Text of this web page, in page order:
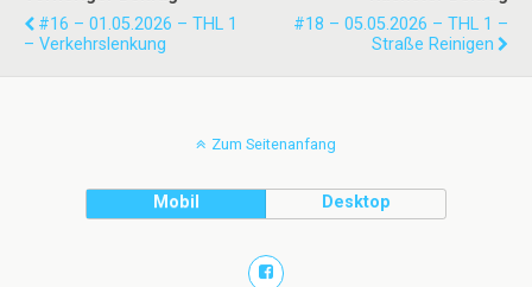
#16 – 01.05.2026 – THL 1
– Verkehrslenkung
#18 – 05.05.2026 – THL 1 –
Straße Reinigen
Zum Seitenanfang
Mobil Desktop